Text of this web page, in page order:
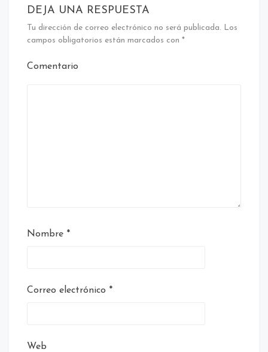
DEJA UNA RESPUESTA
Tu dirección de correo electrónico no será publicada. Los
campos obligatorios están marcados con *
Comentario
Nombre *
Correo electrónico *
Web